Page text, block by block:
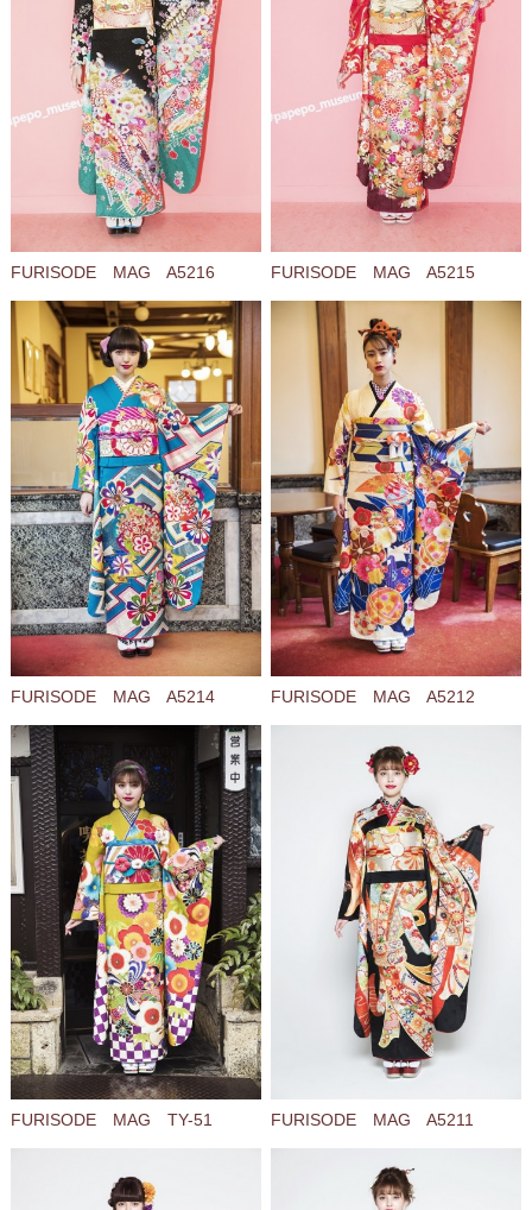
FURISODE MAG A5216 FURISODE MAG A5215
FURISODE MAG A5214 FURISODE MAG A5212
FURISODE MAG TY-51 FURISODE MAG A5211